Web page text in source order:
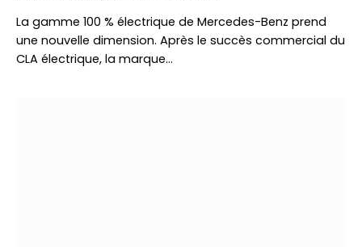
La gamme 100 % électrique de Mercedes-Benz prend
une nouvelle dimension. Après le succès commercial du
CLA électrique, la marque…